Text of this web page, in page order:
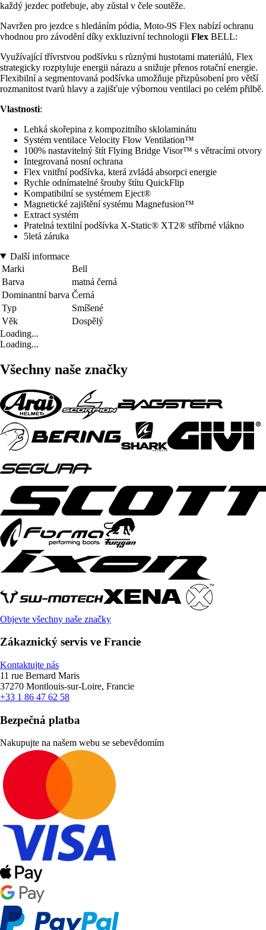
každý jezdec potřebuje, aby zůstal v čele soutěže.
Navržen pro jezdce s hledáním pódia, Moto-9S Flex nabízí ochranu
vhodnou pro závodění díky exkluzivní technologii Flex BELL:
Využívající třívrstvou podšívku s různými hustotami materiálů, Flex
strategicky rozptyluje energii nárazu a snižuje přenos rotační energie.
Flexibilní a segmentovaná podšívka umožňuje přizpůsobení pro větší
rozmanitost tvarů hlavy a zajišťuje výbornou ventilaci po celém přilbě.
Vlastnosti:
Lehká skořepina z kompozitního sklolaminátu
Systém ventilace Velocity Flow Ventilation™
100% nastavitelný štít Flying Bridge Visor™ s větracími otvory
Integrovaná nosní ochrana
Flex vnitřní podšívka, která zvládá absorpci energie
Rychle odnímatelné šrouby štítu QuickFlip
Kompatibilní se systémem Eject®
Magnetické zajištění systému Magnefusion™
Extract systém
Pratelná textilní podšívka X-Static® XT2® stříbrné vlákno
5letá záruka
Další informace
Marki
Bell
Barva
matná černá
Dominantní barva Černá
Typ
Smíšené
Věk
Dospělý
Loading...
Loading...
Všechny naše značky
Objevte všechny naše značky
Zákaznický servis ve Francie
Kontaktujte nás
11 rue Bernard Maris
37270 Montlouis-sur-Loire, Francie
+33 1 86 47 62 58
Bezpečná platba
Nakupujte na našem webu se sebevědomím